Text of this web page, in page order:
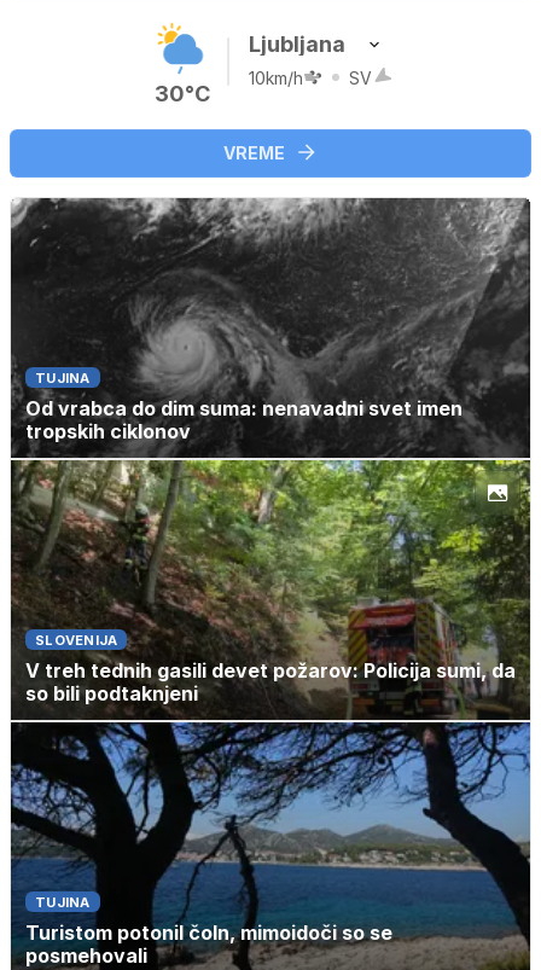
30°C
Ljubljana
10km/h SV
VREME
TUJINA
Od vrabca do dim suma: nenavadni svet imen
tropskih ciklonov
SLOVENIJA
V treh tednih gasili devet požarov: Policija sumi, da
so bili podtaknjeni
TUJINA
Turistom potonil čoln, mimoidoči so se
posmehovali